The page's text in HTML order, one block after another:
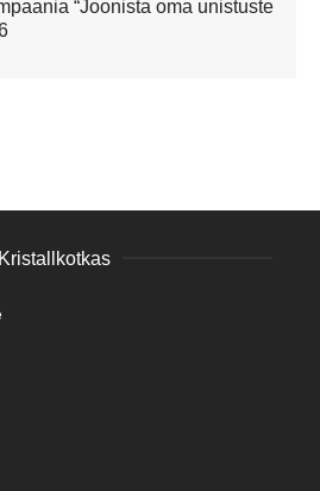
“Joonista oma unistuste
Kristallkotkas